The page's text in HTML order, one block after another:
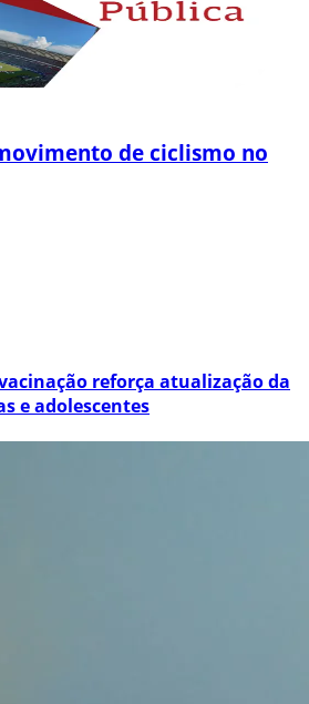
de ciclismo no
reforça atualização da
e adolescentes